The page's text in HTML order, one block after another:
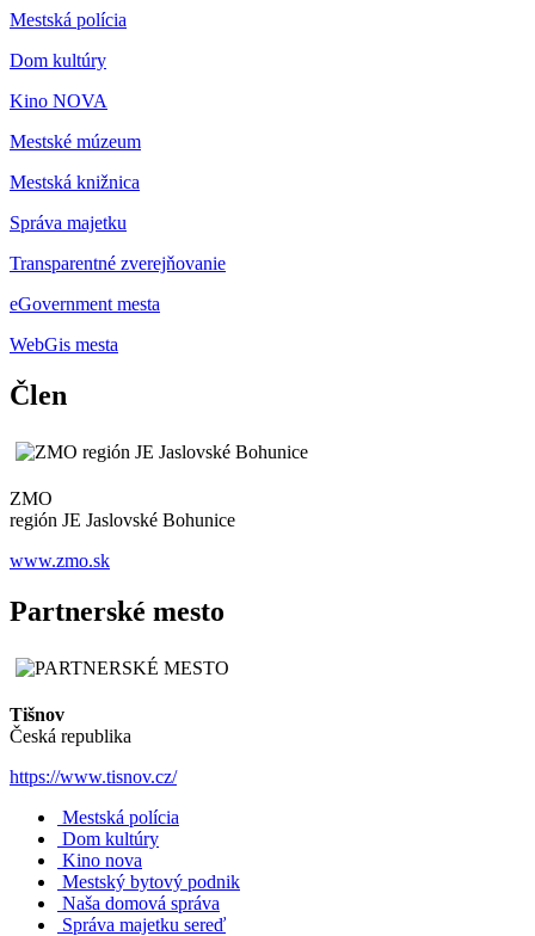
Mestská polícia
Dom kultúry
Kino NOVA
Mestské múzeum
Mestská knižnica
Správa majetku
Transparentné zverejňovanie
eGovernment mesta
WebGis mesta
Člen
ZMO
región JE Jaslovské Bohunice
www.zmo.sk
Partnerské mesto
Tišnov
Česká republika
https://www.tisnov.cz/
Mestská polícia
Dom kultúry
Kino nova
Mestský bytový podnik
Naša domová správa
Správa majetku sereď